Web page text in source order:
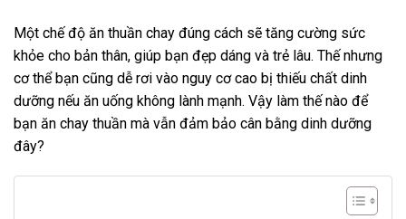
Một chế độ ăn thuần chay đúng cách sẽ tăng cường sức
khỏe cho bản thân, giúp bạn đẹp dáng và trẻ lâu. Thế nhưng
cơ thể bạn cũng dễ rơi vào nguy cơ cao bị thiếu chất dinh
dưỡng nếu ăn uống không lành mạnh. Vậy làm thế nào để
bạn ăn chay thuần mà vẫn đảm bảo cân bằng dinh dưỡng
đây?